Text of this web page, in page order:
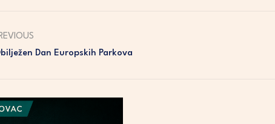
Dan Europskih Parkova